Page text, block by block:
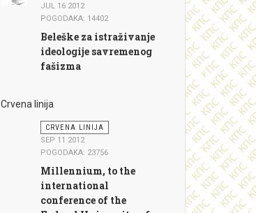
JUL 16 2012
POGODAKA: 14402
Beleške za istraživanje
ideologije savremenog
fašizma
Crvena linija
CRVENA LINIJA
SEP 11 2012
POGODAKA: 23756
Millennium, to the
international
conference of the